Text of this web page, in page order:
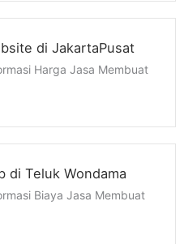
di JakartaPusat
Harga Jasa Membuat
di Teluk Wondama
Biaya Jasa Membuat